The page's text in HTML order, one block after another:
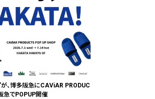
、博多阪急にCAViAR PRODUC
急でPOPUP開催